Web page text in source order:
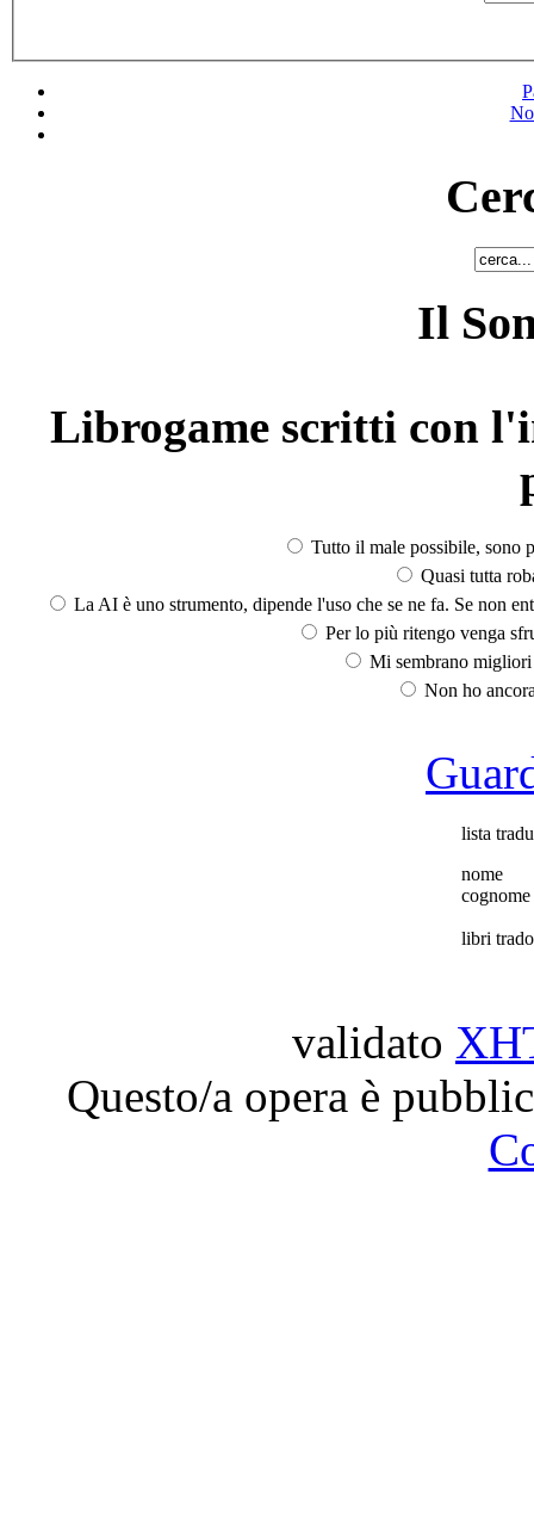
Il
Librogame scritti con
Tutto il male possibile, sono
Quasi tutta
La AI è uno strumento, dipende l'uso che se ne fa. Se non
Per lo più ritengo venga
Mi sembrano
Non ho
lista
nome
cognome
libri
validato
Questo/a opera è